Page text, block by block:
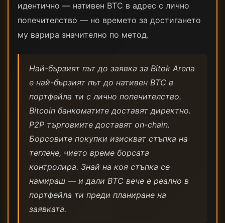
идентично — нативен BTC в адрес с лично
попечителство — но времето за достигането
му варира значително по метод.
Най-бързият път до заявка за Bitok Arena
е най-бързият път до нативен BTC в
портфейла ти с лично попечителство.
Bitcoin банкоматите доставят директно.
P2P търговиите доставят on-chain.
Борсовите покупки изискват стъпка на
теглене, чието времe борсата
контролира. Знай на коя стъпка се
намираш — и дали BTC вече е реално в
портфейла ти преди планиране на
заявката.